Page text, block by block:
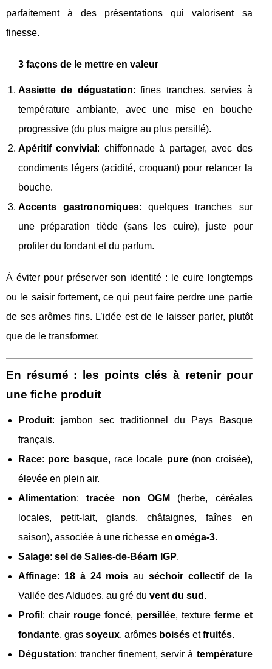
parfaitement à des présentations qui valorisent sa
finesse.
3 façons de le mettre en valeur
Assiette de dégustation: fines tranches, servies à
température ambiante, avec une mise en bouche
progressive (du plus maigre au plus persillé).
Apéritif convivial : chiffonnade à partager, avec des
condiments légers (acidité, croquant) pour relancer la
bouche.
Accents gastronomiques: quelques tranches sur
une préparation tiède (sans les cuire), juste pour
profiter du fondant et du parfum.
À éviter pour préserver son identité : le cuire longtemps
ou le saisir fortement, ce qui peut faire perdre une partie
de ses arômes fins. L’idée est de le laisser parler, plutôt
que de le transformer.
En résumé : les points clés à retenir pour
une fiche produit
Produit: jambon sec traditionnel du Pays Basque
français.
Race: porc basque, race locale pure(non croisée),
élevée en plein air.
Alimentation:tracée non OGM
(herbe, céréales
locales, petit-lait, glands, châtaignes, faînes en
saison), associée à une richesse en oméga-3.
Salage: sel de Salies-de-Béarn IGP.
Affinage: 18 à 24 mois auséchoir collectifde la
Vallée des Aldudes, au gré du vent du sud .
Profil : chair rouge foncé, persillée, texture ferme et
fondante, gras soyeux, arômes boisés etfruités.
Dégustation: trancher finement, servir à température